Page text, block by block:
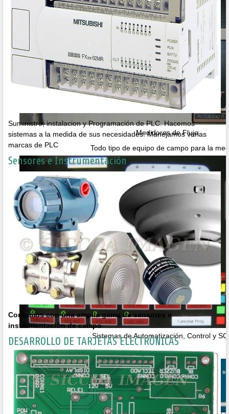
Medidores de Flujo
Todo tipo de equipo de campo para la
Sistemas de Automatización, Control y
Sistemas SCADA
Suministro, instalacion y Programación de PLC. Hacemos
sistemas a la medida de sus necesidades. Manejamos varias
marcas de PLC
Sensores e Instrumentación
Contamos con una amplia gama de sensores e
instrumentación de campo
DESARROLLO DE TARJETAS ELECTRÓNICAS